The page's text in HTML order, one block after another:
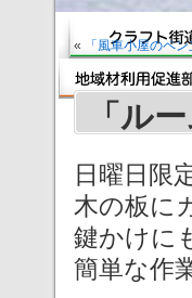
« 「風車小屋のペン
「ル
日曜日限
木の板に
鍵かけに
簡単な作